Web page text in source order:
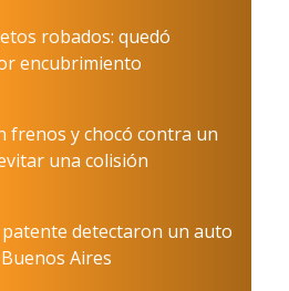
robados: quedó
encubrimiento
frenos y chocó contra un
una colisión
detectaron un auto
Aires